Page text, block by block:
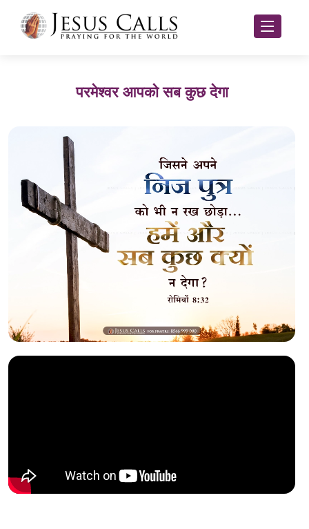
परमेश्वर आपको सब कुछ देगा